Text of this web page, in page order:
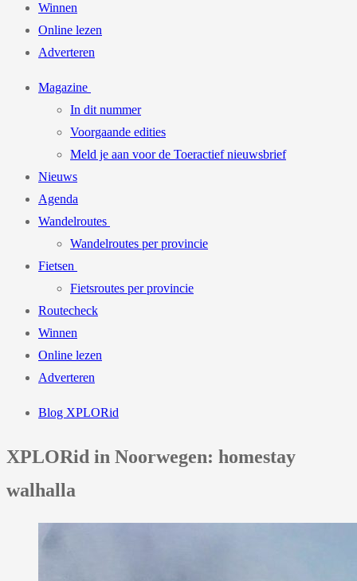
Winnen
Online lezen
Adverteren
Magazine
In dit nummer
Voorgaande edities
Meld je aan voor de Toeractief nieuwsbrief
Nieuws
Agenda
Wandelroutes
Wandelroutes per provincie
Fietsen
Fietsroutes per provincie
Routecheck
Winnen
Online lezen
Adverteren
Blog XPLORid
XPLORid in Noorwegen: homestay
walhalla